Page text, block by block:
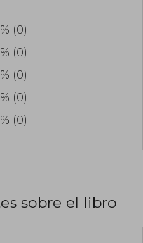
(0)
(0)
(0)
(0)
(0)
sobre el libro